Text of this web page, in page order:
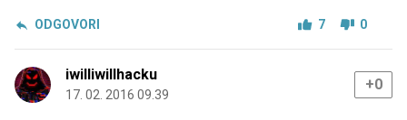
ODGOVORI 7 0
iwilliwillhacku
17. 02. 2016 09.39
+0